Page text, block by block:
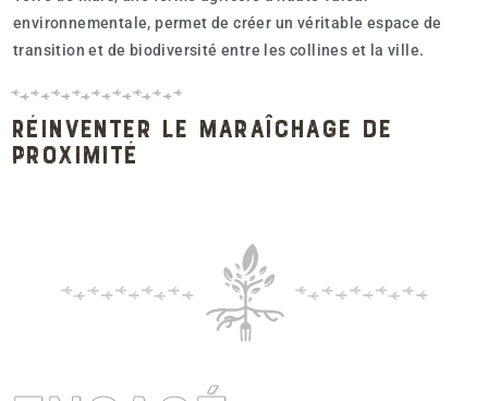
environnementale, permet de créer un véritable espace de
transition et de biodiversité entre les collines et la ville.
Réinventer le maraîchage de
proximité